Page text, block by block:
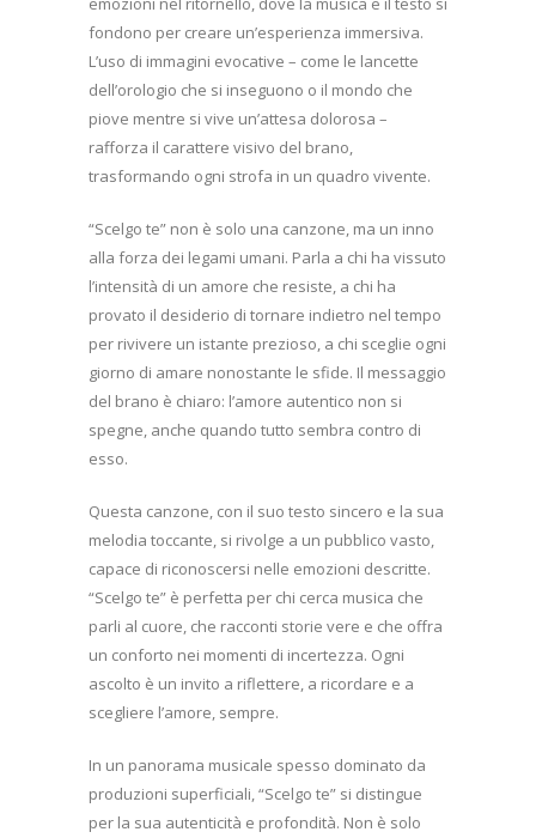
fondono per creare un’esperienza immersiva.
L’uso di immagini evocative – come le lancette
dell’orologio che si inseguono o il mondo che
piove mentre si vive un’attesa dolorosa –
rafforza il carattere visivo del brano,
trasformando ogni strofa in un quadro vivente.
“Scelgo te” non è solo una canzone, ma un inno
alla forza dei legami umani. Parla a chi ha vissuto
l’intensità di un amore che resiste, a chi ha
provato il desiderio di tornare indietro nel tempo
per rivivere un istante prezioso, a chi sceglie ogni
giorno di amare nonostante le sfide. Il messaggio
del brano è chiaro: l’amore autentico non si
spegne, anche quando tutto sembra contro di
esso.
Questa canzone, con il suo testo sincero e la sua
melodia toccante, si rivolge a un pubblico vasto,
capace di riconoscersi nelle emozioni descritte.
“Scelgo te” è perfetta per chi cerca musica che
parli al cuore, che racconti storie vere e che offra
un conforto nei momenti di incertezza. Ogni
ascolto è un invito a riflettere, a ricordare e a
scegliere l’amore, sempre.
In un panorama musicale spesso dominato da
produzioni superficiali, “Scelgo te” si distingue
per la sua autenticità e profondità. Non è solo